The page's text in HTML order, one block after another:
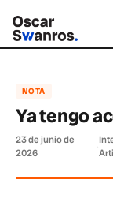
NOTA
Ya tengo
23 de junio de
2026